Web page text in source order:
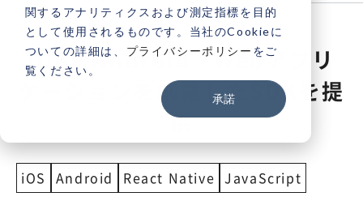
関するアナリティクスおよび測定指標を目的
として使用されるものです。当社のCookieに
ついての詳細は、 プライバシーポリシー をご
覧ください。
承諾
チャネル
チャネル
モバイルSDK
CRM連携
料金・プラン
iOS・Android・Webアプリ
ケーションを網羅したSDKを提
供
iOS Android React Native JavaScript